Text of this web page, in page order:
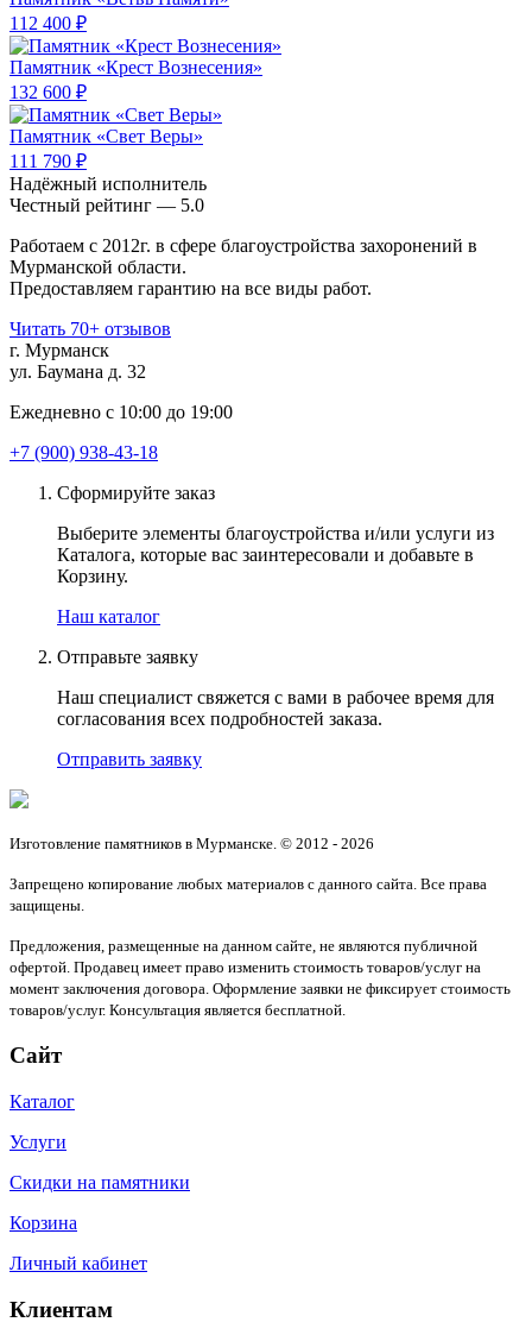
112 400 ₽
Памятник «Крест Вознесения»
132 600 ₽
Памятник «Свет Веры»
111 790 ₽
Надёжный исполнитель
Чеcтный рейтинг — 5.0
Работаем с 2012г. в сфере благоустройства захоронений в
Мурманской области.
Предоставляем гарантию на все виды работ.
Читать 70+ отзывов
г. Мурманск
ул. Баумана д. 32
Ежедневно с 10:00 до 19:00
+7 (900) 938-43-18
Сформируйте заказ
Выберите элементы благоустройства и/или услуги из
Каталога, которые вас заинтересовали и добавьте в
Корзину.
Наш каталог
Отправьте заявку
Наш специалист свяжется с вами в рабочее время для
согласования всех подробностей заказа.
Отправить заявку
Изготовление памятников в Мурманске. © 2012 - 2026
Запрещено копирование любых материалов с данного сайта. Все права
защищены.
Предложения, размещенные на данном сайте, не являются публичной
офертой. Продавец имеет право изменить стоимость товаров/услуг на
момент заключения договора. Оформление заявки не фиксирует стоимость
товаров/услуг. Консультация является бесплатной.
Сайт
Каталог
Услуги
Скидки на памятники
Корзина
Личный кабинет
Клиентам